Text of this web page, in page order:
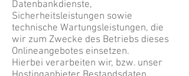
Datenbankdienste,
Sicherheitsleistungen sowie
technische Wartungsleistungen, die
wir zum Zwecke des Betriebs dieses
Onlineangebotes einsetzen.
Hierbei verarbeiten wir, bzw. unser